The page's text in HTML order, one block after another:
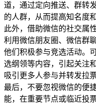
道，通过定向推送、群转
的人群，从而提高知名度
此外，借助微信的社交属
利用微信朋友圈、微信群
他们积极参与竞选活动。
选纲领等内容，引起关注
吸引更多人参与并转发拉票
最后，不要忽视微信的便
能，在重要节点或临近投